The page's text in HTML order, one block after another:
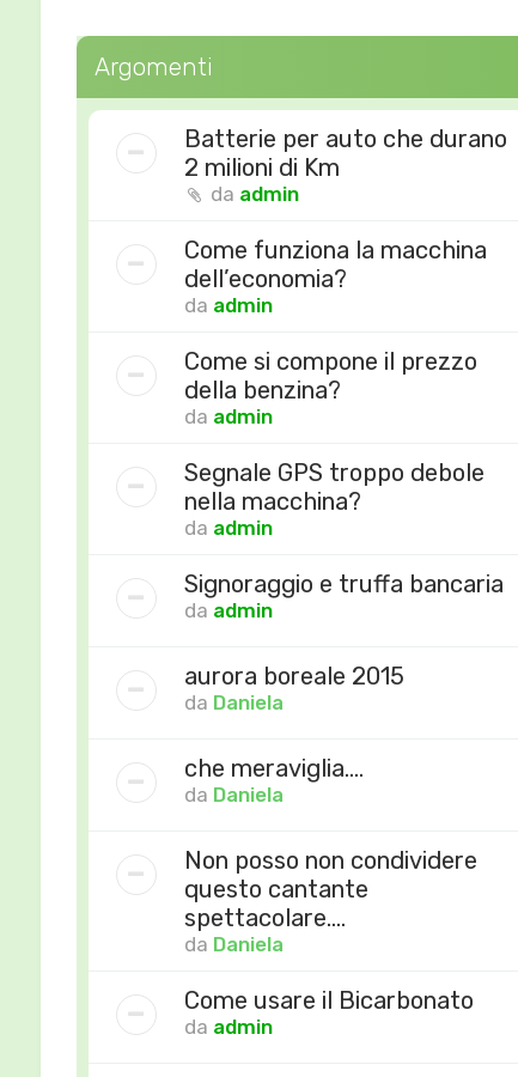
Argomenti
Batterie per auto che durano
2 milioni di Km
da admin
Come funziona la macchina
dell’economia?
da admin
Come si compone il prezzo
della benzina?
da admin
Segnale GPS troppo debole
nella macchina?
da admin
Signoraggio e truffa bancaria
da admin
aurora boreale 2015
da Daniela
che meraviglia....
da Daniela
Non posso non condividere
questo cantante
spettacolare....
da Daniela
Come usare il Bicarbonato
da admin